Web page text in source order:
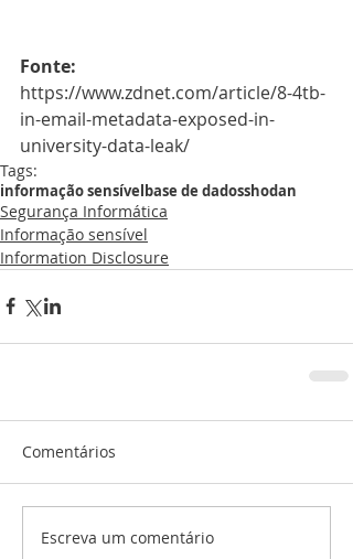
Fonte:
https://www.zdnet.com/article/8-4tb-
in-email-metadata-exposed-in-
university-data-leak/
Tags:
informação sensívelbase de dadosshodan
Segurança Informática
Informação sensível
Information Disclosure
Comentários
Escreva um comentário